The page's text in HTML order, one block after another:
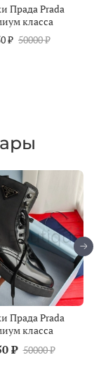
Прада Prada
класса
₽ 50000 ₽
Прада Prada
класса
₽ 50000 ₽